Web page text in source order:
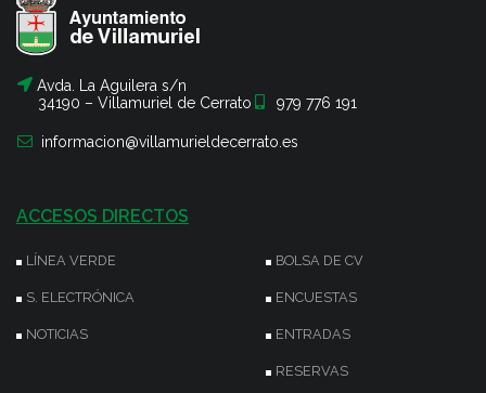
Avda. La Aguilera s/n
34190 – Villamuriel de Cerrato
979 776 191
informacion@villamurieldecerrato.es
ACCESOS DIRECTOS
LÍNEA VERDE
S. ELECTRÓNICA
NOTICIAS
BOLSA DE CV
ENCUESTAS
ENTRADAS
RESERVAS